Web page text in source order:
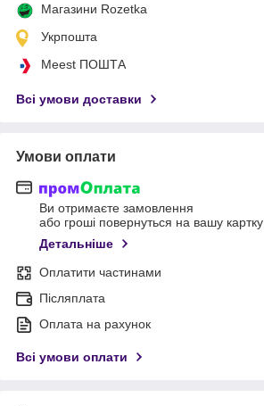
Магазини Rozetka
Укрпошта
Meest ПОШТА
Всі умови доставки
Умови оплати
Ви отримаєте замовлення
або гроші повернуться на вашу картку
Детальніше
Оплатити частинами
Післяплата
Оплата на рахунок
Всі умови оплати